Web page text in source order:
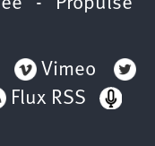
Vimeo
Flux RSS